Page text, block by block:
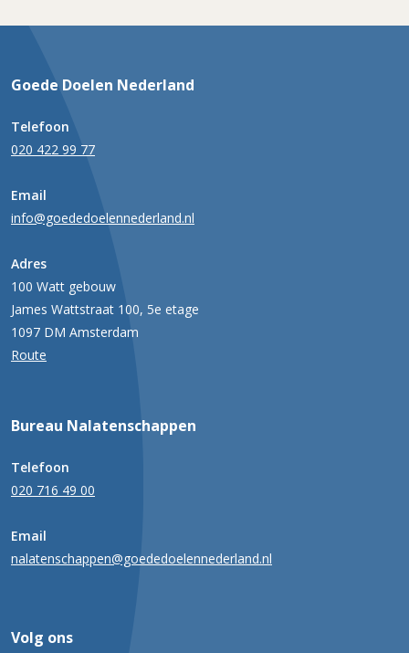
Goede Doelen Nederland
Telefoon
020 422 99 77
Email
info@goededoelennederland.nl
Adres
100 Watt gebouw
James Wattstraat 100, 5e etage
1097 DM Amsterdam
Route
Bureau Nalatenschappen
Telefoon
020 716 49 00
Email
nalatenschappen@goededoelennederland.nl
Volg ons